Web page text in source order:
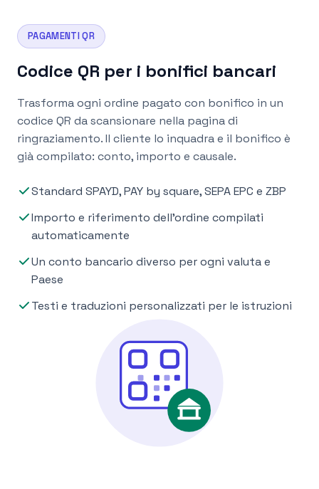
PAGAMENTI QR
Codice QR per i bonifici bancari
Trasforma ogni ordine pagato con bonifico in un
codice QR da scansionare nella pagina di
ringraziamento. Il cliente lo inquadra e il bonifico è
già compilato: conto, importo e causale.
Standard SPAYD, PAY by square, SEPA EPC e ZBP
Importo e riferimento dell'ordine compilati
automaticamente
Un conto bancario diverso per ogni valuta e
Paese
Testi e traduzioni personalizzati per le istruzioni